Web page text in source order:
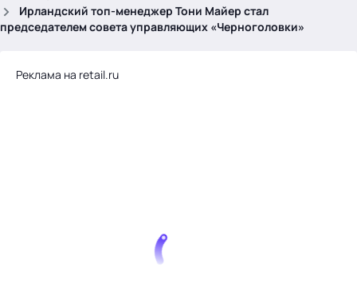
Ирландский топ-менеджер Тони Майер стал
председателем совета управляющих «Черноголовки»
Реклама на retail.ru